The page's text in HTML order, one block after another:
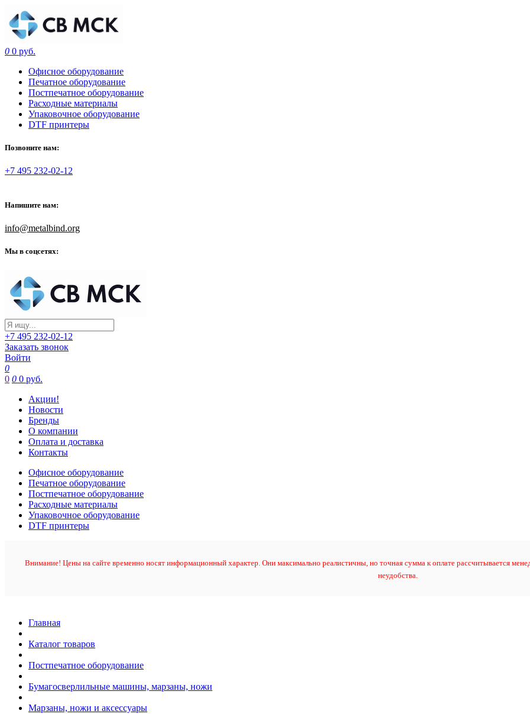
0 0 руб.
Офисное оборудование
Печатное оборудование
Постпечатное оборудование
Расходные материалы
Упаковочное оборудование
DTF принтеры
Позвоните нам:
+7 495 232-02-12
Напишите нам:
info@metalbind.org
Мы в соцсетях:
+7 495 232-02-12
Заказать звонок
Войти
0
0 0 0 руб.
Акции!
Новости
Бренды
О компании
Оплата и доставка
Контакты
Офисное оборудование
Печатное оборудование
Постпечатное оборудование
Расходные материалы
Упаковочное оборудование
DTF принтеры
Внимание! Цены на сайте временно носят информационный характер. Они максимально реалистичны, но точная сумма к оплате рассчитывается
неудобства.
Главная
Каталог товаров
Постпечатное оборудование
Бумагосверлильные машины, марзаны, ножи
Марзаны, ножи и аксессуары